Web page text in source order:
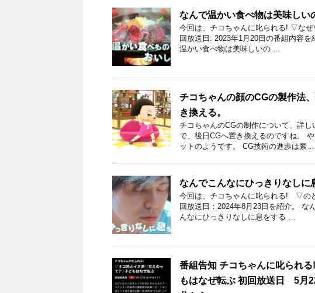
なんで温かい食べ物は美味し
今回は、チコちゃんに叱られる! ▽な
回放送日: 2023年1月20日の番組内容
温かい食べ物は美味しいの …
チコちゃんの顔のCGの製作法
き換える。
チコちゃんのCGの制作について、詳
で、後日CGへ置き換えるのですね。
ットのようです。 CG技術の進歩は素
なんでこんなにひっきりなし
今回は、チコちゃんに叱られる! ▽
回放送日：2024年8月23日を紹介。 な
んなにひっきりなしに息をする …
番組告知 チコちゃんに叱られ
もはなぜ転ぶ 初回放送日 5月